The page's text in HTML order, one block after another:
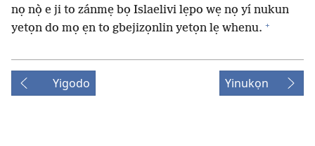
nọ nọ̀ e ji to zánmẹ bọ Islaelivi lẹpo wẹ nọ yí nukun
yetọn do mọ ẹn to gbejizọnlin yetọn lẹ whenu. +
Yigodo Yinukọn